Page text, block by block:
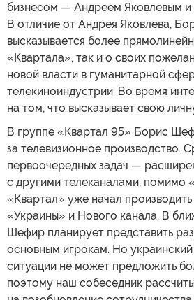
бизнесом — Андреем Яковлевым
В отличие от Андрея Яковлева,
высказывается более
«Квартала», так и о своих
новой власти в гуманитарной
телекиноиндустрии. Во время
на том, что высказывает свою
В группе «Квартал 95» Борис
за телевизионное производство.
первоочередных задач —
с другими телеканалами, помимо
«Квартал» уже начал
«Украины» и Нового канала. В
Шефир планирует представить
основным игрокам. Но
ситуации не может предложить
поэтому наш собеседник